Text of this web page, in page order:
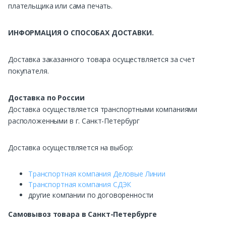
плательщика или сама печать.
ИНФОРМАЦИЯ О СПОСОБАХ ДОСТАВКИ.
Доставка заказанного товара осуществляется за счет
покупателя.
Доставка по России
Доставка осуществляется транспортными компаниями
расположенными в г. Санкт-Петербург
Доставка осуществляется на выбор:
Транспортная компания Деловые Линии
Транспортная компания СДЭК
другие компании по договоренности
Самовывоз товара в Санкт-Петербурге